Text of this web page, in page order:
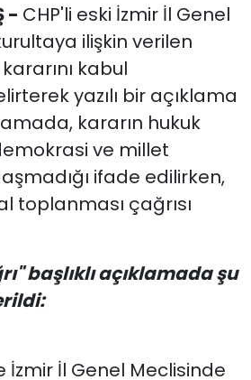
- CHP'li eski İzmir İl Genel
ilişkin verilen
kabul
yazılı bir açıklama
kararın hukuk
ve millet
ifade edilirken,
toplanması çağrısı
başlıklı açıklamada şu
İzmir İl Genel Meclisinde